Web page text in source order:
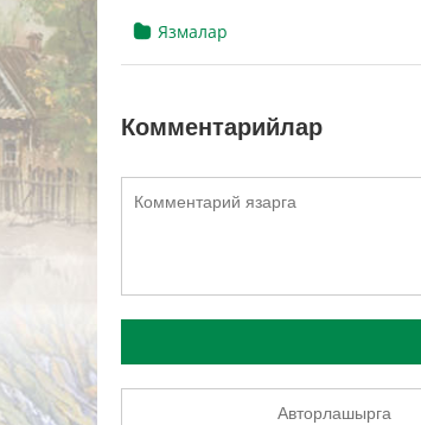
Язмалар
Комментарийлар
Авторлашырга